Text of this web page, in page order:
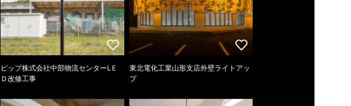
ピップ株式会社中部物流センターLＥ
Ｄ改修工事
東北電化工業山形支店外壁ライトアッ
プ